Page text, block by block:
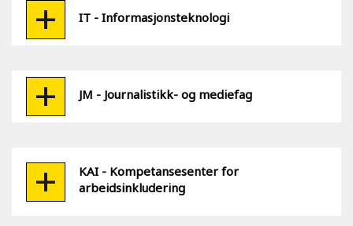
IT - Informasjonsteknologi
JM - Journalistikk- og mediefag
KAI - Kompetansesenter for
arbeidsinkludering